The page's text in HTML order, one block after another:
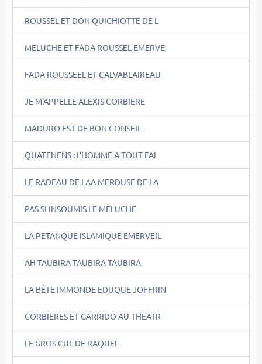
ROUSSEL ET DON QUICHIOTTE DE L
MELUCHE ET FADA ROUSSEL EMERVE
FADA ROUSSEEL ET CALVABLAIREAU
JE M'APPELLE ALEXIS CORBIERE
MADURO EST DE BON CONSEIL
QUATENENS : L'HOMME A TOUT FAI
LE RADEAU DE LAA MERDUSE DE LA
PAS SI INSOUMIS LE MELUCHE
LA PETANQUE ISLAMIQUE EMERVEIL
AH TAUBIRA TAUBIRA TAUBIRA
LA BÊTE IMMONDE EDUQUE JOFFRIN
CORBIERES ET GARRIDO AU THEATR
LE GROS CUL DE RAQUEL